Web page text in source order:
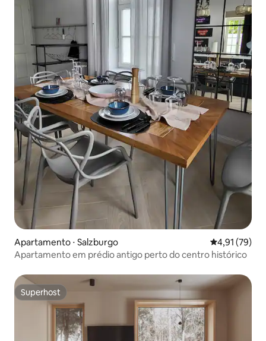
Apartamento ⋅ Salzburgo 4,91 de uma
4,91 (79)
Apartamento em prédio antigo perto do centro histórico
Superhost
Superhost